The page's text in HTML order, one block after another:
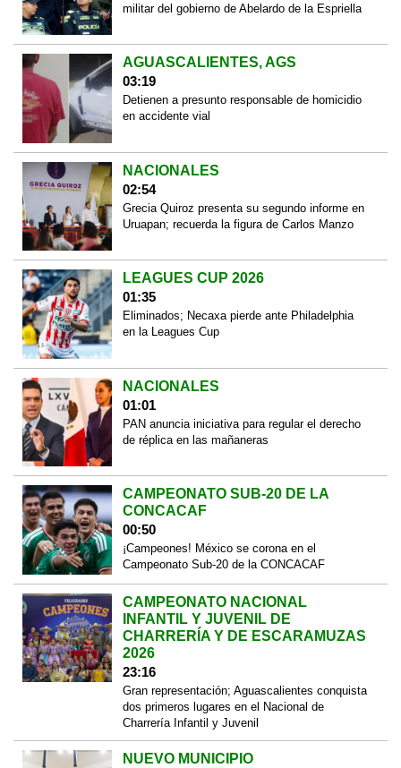
militar del gobierno de Abelardo de la Espriella
AGUASCALIENTES, AGS
03:19
Detienen a presunto responsable de homicidio
en accidente vial
NACIONALES
02:54
Grecia Quiroz presenta su segundo informe en
Uruapan; recuerda la figura de Carlos Manzo
LEAGUES CUP 2026
01:35
Eliminados; Necaxa pierde ante Philadelphia
en la Leagues Cup
NACIONALES
01:01
PAN anuncia iniciativa para regular el derecho
de réplica en las mañaneras
CAMPEONATO SUB-20 DE LA
CONCACAF
00:50
¡Campeones! México se corona en el
Campeonato Sub-20 de la CONCACAF
CAMPEONATO NACIONAL
INFANTIL Y JUVENIL DE
CHARRERÍA Y DE ESCARAMUZAS
2026
23:16
Gran representación; Aguascalientes conquista
dos primeros lugares en el Nacional de
Charrería Infantil y Juvenil
NUEVO MUNICIPIO